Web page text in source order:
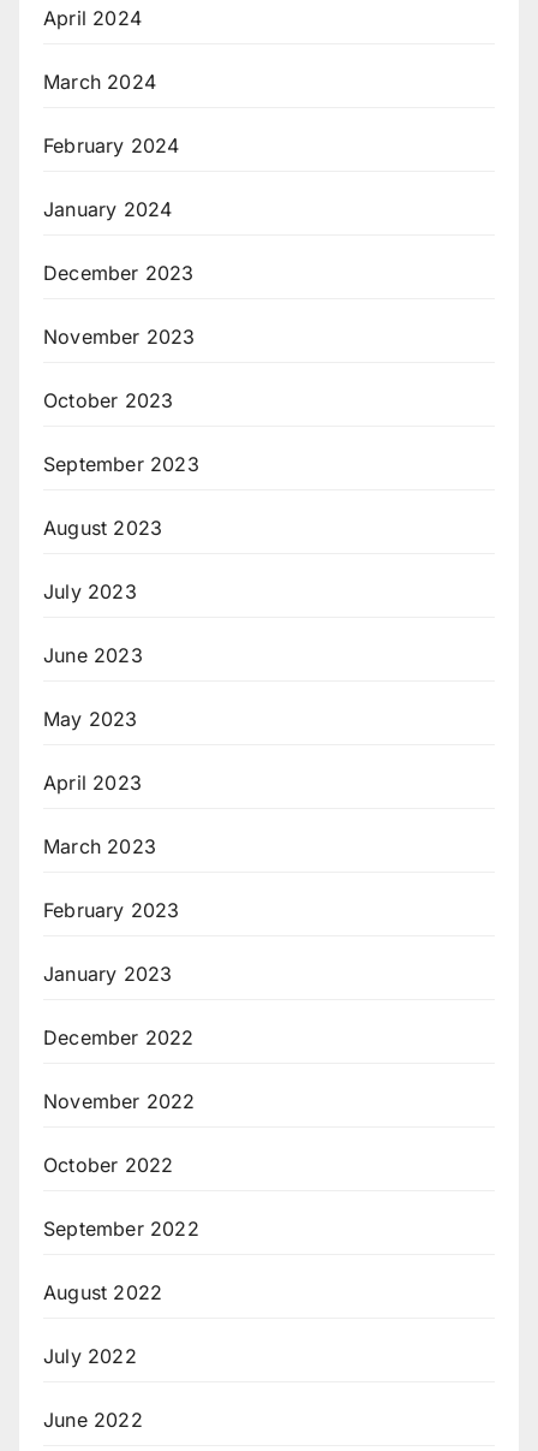
April 2024
March 2024
February 2024
January 2024
December 2023
November 2023
October 2023
September 2023
August 2023
July 2023
June 2023
May 2023
April 2023
March 2023
February 2023
January 2023
December 2022
November 2022
October 2022
September 2022
August 2022
July 2022
June 2022